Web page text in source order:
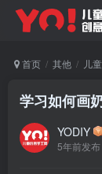
首页 其他 儿
学习如何画
YODIY
5年前发布